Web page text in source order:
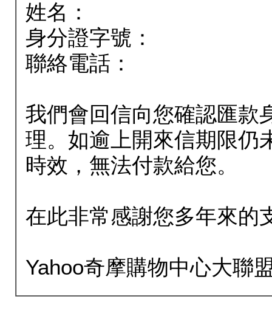
姓名：
身分證字號：
聯絡電話：
我們會回信向您確認匯款
理。如逾上開來信期限仍
時效，無法付款給您。
在此非常感謝您多年來的
Yahoo奇摩購物中心大